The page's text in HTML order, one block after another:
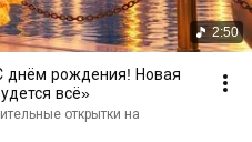
2:50
всё»
открытки на